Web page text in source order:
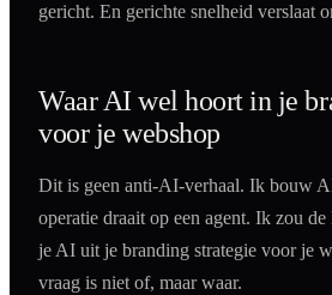
gericht. En gerichte snelheid verslaat
Waar AI wel hoort in je
voor je webshop
Dit is geen anti-AI-verhaal. Ik bouw
operatie draait op een agent. Ik zou
je AI uit je branding strategie voor je
vraag is niet of, maar waar.